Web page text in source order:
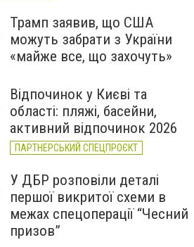
Трамп заявив, що США
можуть забрати з України
«майже все, що захочуть»
Відпочинок у Києві та
області: пляжі, басейни,
активний відпочинок 2026
ПАРТНЕРСЬКИЙ СПЕЦПРОЄКТ
У ДБР розповіли деталі
першої викритої схеми в
межах спецоперації “Чесний
призов”